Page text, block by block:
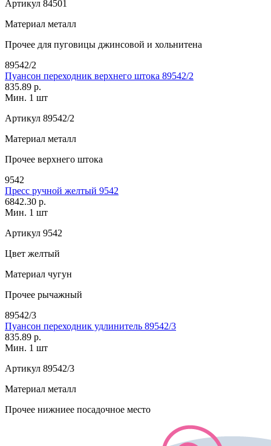
Артикул 84501
Материал металл
Прочее для пуговицы джинсовой и хольнитена
89542/2
Пуансон переходник верхнего штока 89542/2
835.89 р.
Мин. 1 шт
Артикул 89542/2
Материал металл
Прочее верхнего штока
9542
Пресс ручной желтый 9542
6842.30 р.
Мин. 1 шт
Артикул 9542
Цвет желтый
Материал чугун
Прочее рычажный
89542/3
Пуансон переходник удлинитель 89542/3
835.89 р.
Мин. 1 шт
Артикул 89542/3
Материал металл
Прочее нижниее посадочное место